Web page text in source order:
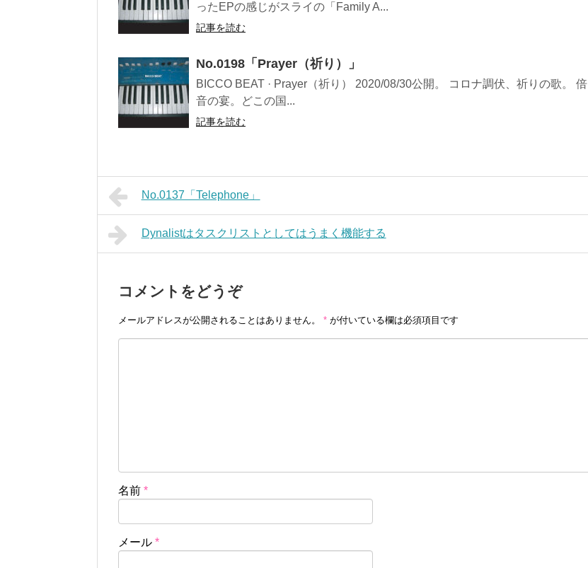
ったEPの感じがスライの「Family A...
記事を読む
No.0198「Prayer（祈り）」
BICCO BEAT · Prayer（祈り） 2020/08/30公開。 コロナ調伏、祈りの歌。 倍
音の宴。どこの国...
記事を読む
No.0137「Telephone」
Dynalistはタスクリストとしてはうまく機能する
コメントをどうぞ
メールアドレスが公開されることはありません。 * が付いている欄は必須項目です
名前 *
メール *